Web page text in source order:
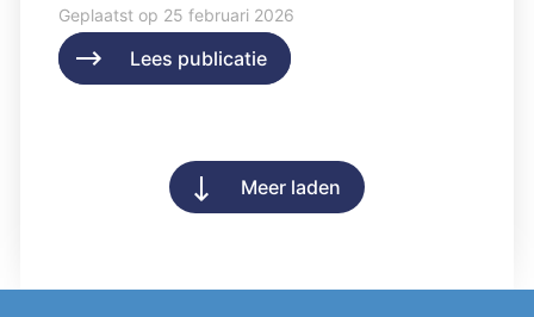
Lees publicatie
Geplaatst op 25 februari 2026
Lees publicatie
Meer laden